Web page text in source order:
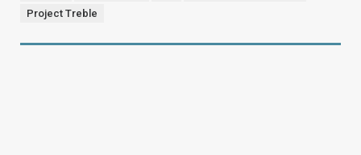
Project Treble